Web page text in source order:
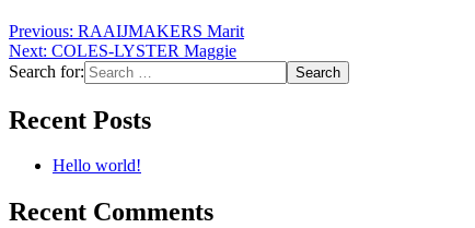
Previous: RAAIJMAKERS Marit
Next: COLES-LYSTER Maggie
Search for:
Recent Posts
Hello world!
Recent Comments